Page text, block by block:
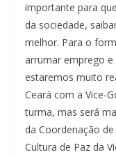
importante para
da sociedade,
melhor. Para o
arrumar emprego
estaremos muito
Ceará com a Vice-
turma, mas será
da Coordenação
Cultura de Paz da